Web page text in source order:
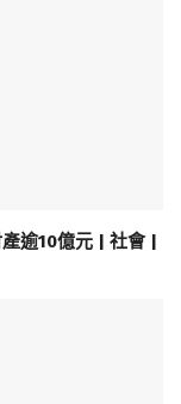
逾10億元 | 社會 |